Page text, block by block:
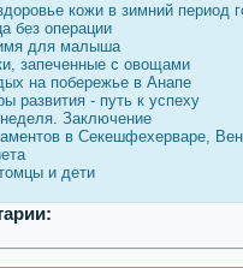
кожи в зимний период
без операции
для малыша
запеченные с овощами
на побережье в Анапе
развития - путь к успеху
Заключение
в Секешфехерваре,
и дети